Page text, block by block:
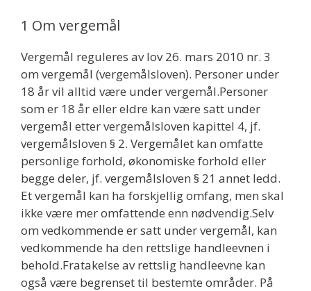
1 Om vergemål
Vergemål reguleres av lov 26. mars 2010 nr. 3
om vergemål (vergemålsloven). Personer under
18 år vil alltid være under vergemål.Personer
som er 18 år eller eldre kan være satt under
vergemål etter vergemålsloven kapittel 4, jf.
vergemålsloven § 2. Vergemålet kan omfatte
personlige forhold, økonomiske forhold eller
begge deler, jf. vergemålsloven § 21 annet ledd.
Et vergemål kan ha forskjellig omfang, men skal
ikke være mer omfattende enn nødvendig.Selv
om vedkommende er satt under vergemål, kan
vedkommende ha den rettslige handleevnen i
behold.Fratakelse av rettslig handleevne kan
også være begrenset til bestemte områder. På